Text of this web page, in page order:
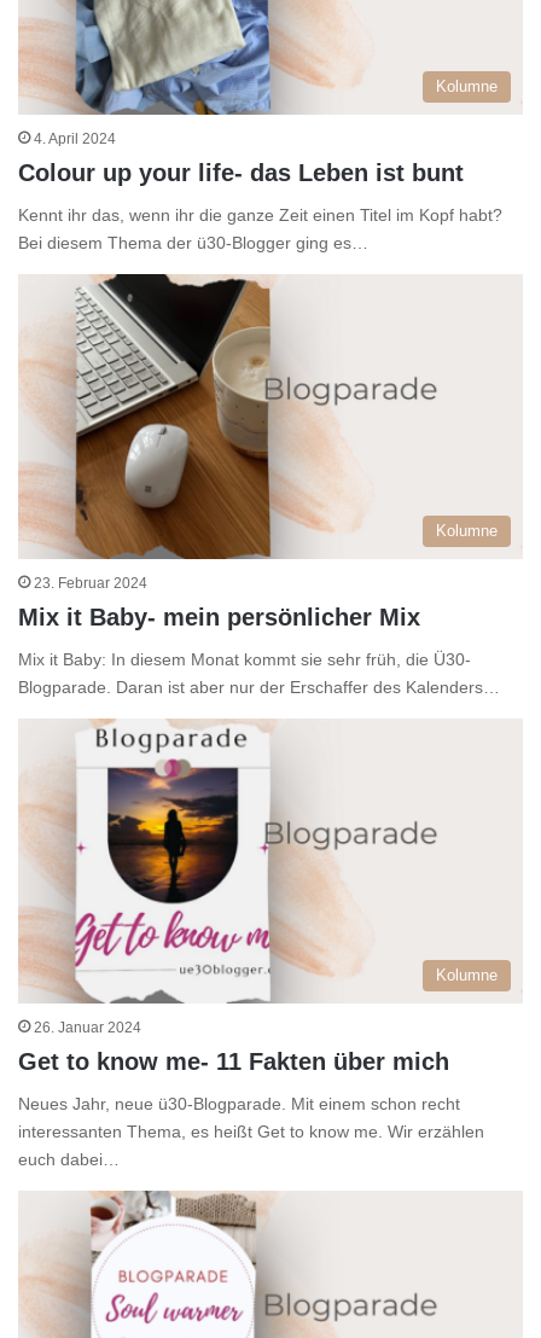
Kolumne
4. April 2024
Colour up your life- das Leben ist bunt
Kennt ihr das, wenn ihr die ganze Zeit einen Titel im Kopf habt?
Bei diesem Thema der ü30-Blogger ging es…
Kolumne
23. Februar 2024
Mix it Baby- mein persönlicher Mix
Mix it Baby: In diesem Monat kommt sie sehr früh, die Ü30-
Blogparade. Daran ist aber nur der Erschaffer des Kalenders…
Kolumne
26. Januar 2024
Get to know me- 11 Fakten über mich
Neues Jahr, neue ü30-Blogparade. Mit einem schon recht
interessanten Thema, es heißt Get to know me. Wir erzählen
euch dabei…